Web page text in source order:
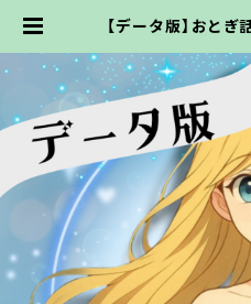
【データ版】おと
ココドル